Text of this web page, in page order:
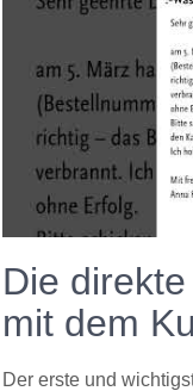
Die
mit dem
Der erste und